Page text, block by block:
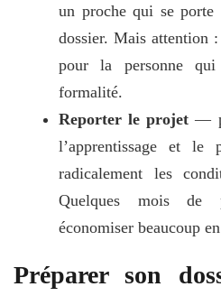
un proche qui se porte
dossier. Mais attention
pour la personne
formalité.
Reporter le projet —
l’apprentissage et le
radicalement les
Quelques mois de
économiser beaucoup
Préparer son